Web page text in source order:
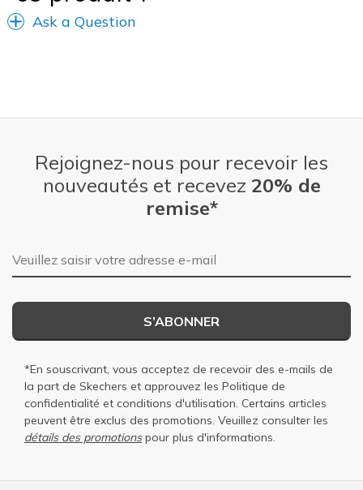
Sizing
View On Shoes
Ask a Question
Rejoignez-nous pour recevoir les
nouveautés et recevez 20% de
remise*
Adresse e-mail
S’ABONNER
*En souscrivant, vous acceptez de recevoir des e-mails de
la part de Skechers et approuvez les Politique de
confidentialité et conditions d'utilisation. Certains articles
peuvent être exclus des promotions. Veuillez consulter les
détails des promotionspour plus d'informations.